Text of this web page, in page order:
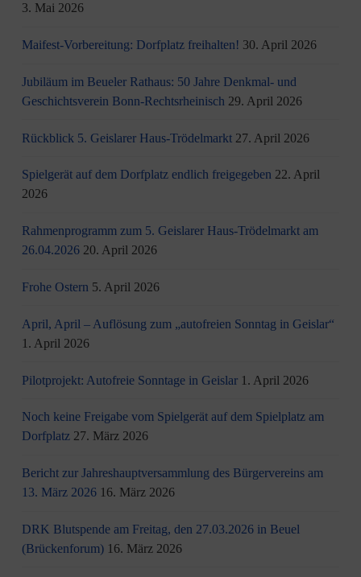
3. Mai 2026
Maifest-Vorbereitung: Dorfplatz freihalten! 30. April 2026
Jubiläum im Beueler Rathaus: 50 Jahre Denkmal- und
Geschichtsverein Bonn-Rechtsrheinisch 29. April 2026
Rückblick 5. Geislarer Haus-Trödelmarkt 27. April 2026
Spielgerät auf dem Dorfplatz endlich freigegeben 22. April
2026
Rahmenprogramm zum 5. Geislarer Haus-Trödelmarkt am
26.04.2026 20. April 2026
Frohe Ostern 5. April 2026
April, April – Auflösung zum „autofreien Sonntag in Geislar“
1. April 2026
Pilotprojekt: Autofreie Sonntage in Geislar 1. April 2026
Noch keine Freigabe vom Spielgerät auf dem Spielplatz am
Dorfplatz 27. März 2026
Bericht zur Jahreshauptversammlung des Bürgervereins am
13. März 2026 16. März 2026
DRK Blutspende am Freitag, den 27.03.2026 in Beuel
(Brückenforum) 16. März 2026